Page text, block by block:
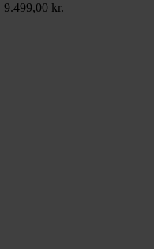
9.499,00 kr.